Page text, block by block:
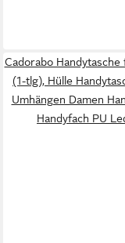
Cadorabo Handytasche
(1-tlg), Hülle
Umhängen Damen
Handyfach PU